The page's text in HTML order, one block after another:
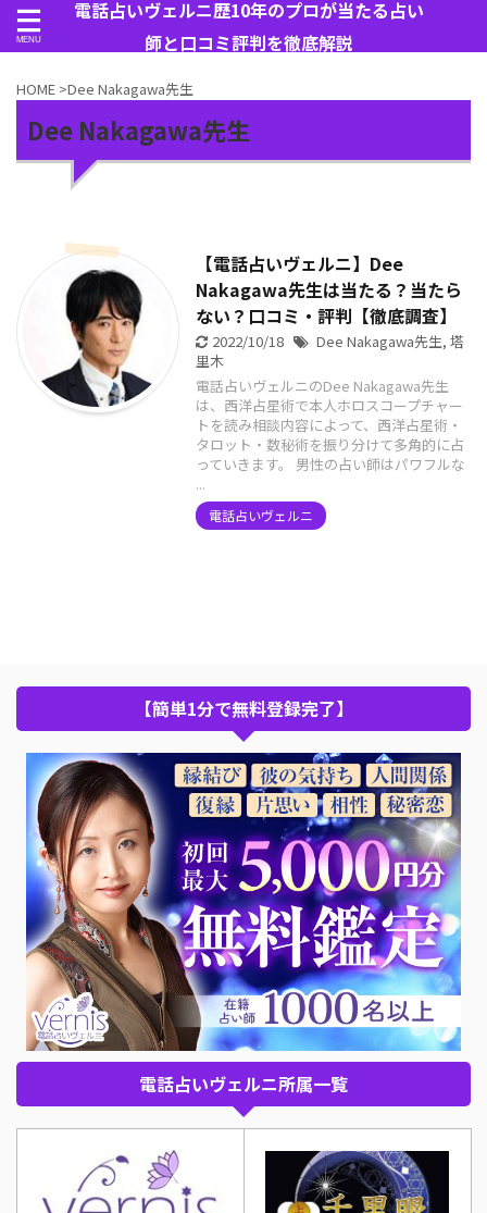
電話占いヴェルニ歴10年のプロが当たる占い
師と口コミ評判を徹底解説
HOME >Dee Nakagawa先生
Dee Nakagawa先生
【電話占いヴェルニ】Dee
Nakagawa先生は当たる？当たら
ない？口コミ・評判【徹底調査】
2022/10/18 Dee Nakagawa先生, 塔
里木
電話占いヴェルニのDee Nakagawa先生
は、西洋占星術で本人ホロスコープチャー
トを読み相談内容によって、西洋占星術・
タロット・数秘術を振り分けて多角的に占
っていきます。 男性の占い師はパワフルな
...
電話占いヴェルニ
【簡単1分で無料登録完了】
電話占いヴェルニ所属一覧